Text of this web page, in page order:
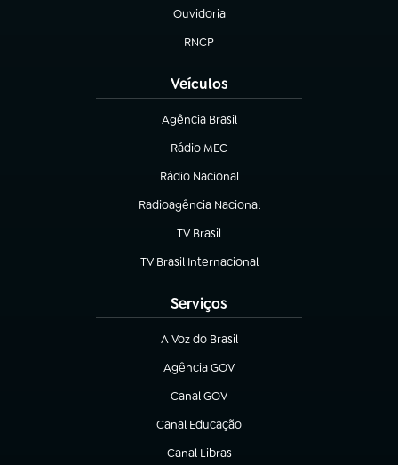
Ouvidoria
(abre em nova aba)
RNCP
(abre em nova aba)
Veículos
Agência Brasil
(abre em nova aba)
Rádio MEC
(abre em nova aba)
Rádio Nacional
Radioagência Nacional
(abre em nova aba)
TV Brasil
(abre em nova aba)
TV Brasil Internacional
(abre em nova aba)
Serviços
A Voz do Brasil
(abre em nova aba)
Agência GOV
(abre em nova aba)
Canal GOV
(abre em nova aba)
Canal Educação
(abre em nova aba)
Canal Libras
(abre em nova aba)